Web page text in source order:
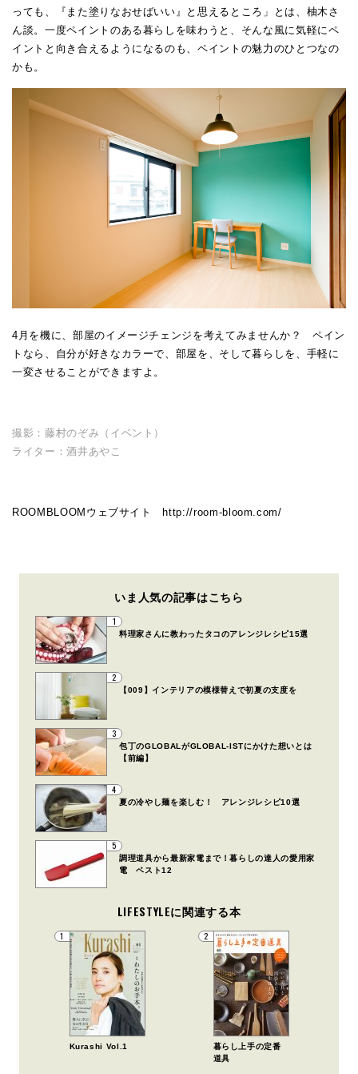
っても、『また塗りなおせばいい』と思えるところ」とは、柚木さ
ん談。一度ペイントのある暮らしを味わうと、そんな風に気軽にペ
イントと向き合えるようになるのも、ペイントの魅力のひとつなの
かも。
4月を機に、部屋のイメージチェンジを考えてみませんか？ ペイン
トなら、自分が好きなカラーで、部屋を、そして暮らしを、手軽に
一変させることができますよ。
撮影：藤村のぞみ（イベント）
ライター：酒井あやこ
ROOMBLOOMウェブサイトhttp://room-bloom.com/
いま人気の記事はこちら
1
料理家さんに教わったタコのアレンジレシピ15選
2
【009】インテリアの模様替えで初夏の支度を
3
包丁のGLOBALがGLOBAL-ISTにかけた想いとは
【前編】
4
夏の冷やし麺を楽しむ！ アレンジレシピ10選
5
調理道具から最新家電まで！暮らしの達人の愛用家
電 ベスト12
LIFESTYLEに関連する本
1
Kurashi Vol.1
2
暮らし上手の定番
道具